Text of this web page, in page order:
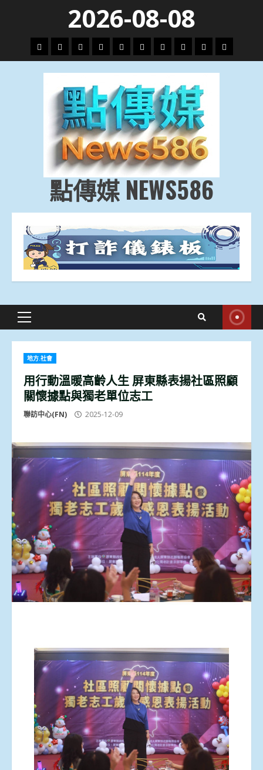
content
2026-08-08
頭
條
財
經
地
方.
會
文
教.
技
專
題
娛
樂
劇
政
治
國
際
運
動
生
活
點傳媒 NEWS586
Primary
地方.社會
用行動溫暖高齡人生 屏東縣表揚社區照顧
關懷據點與獨老單位志工
聯訪中心(FN) 2025-12-09